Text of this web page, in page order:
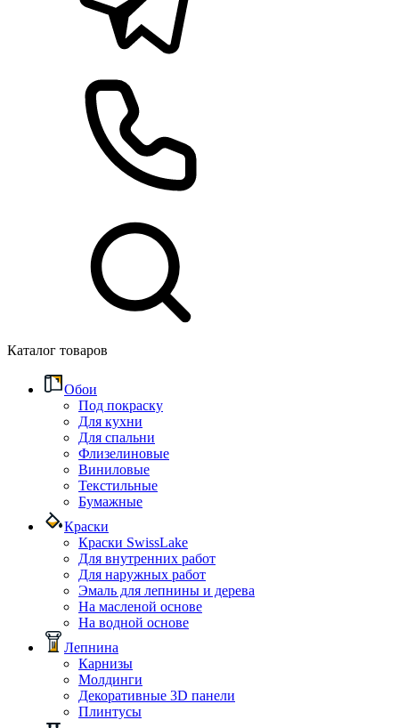
Каталог товаров
Обои
Под покраску
Для кухни
Для спальни
Флизелиновые
Виниловые
Текстильные
Бумажные
Краски
Краски SwissLake
Для внутренних работ
Для наружных работ
Эмаль для лепнины и дерева
На масленой основе
На водной основе
Лепнина
Карнизы
Молдинги
Декоративные 3D панели
Плинтусы